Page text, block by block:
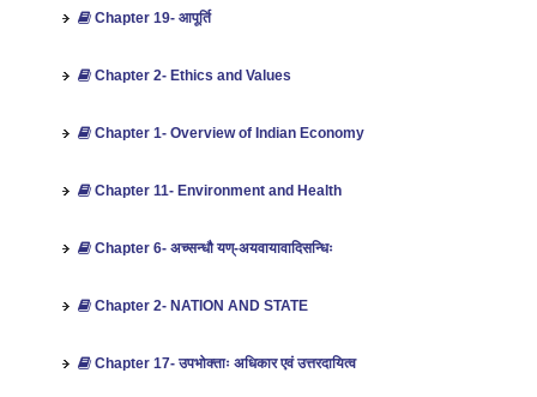
Chapter 19- आपूर्ति
Chapter 2- Ethics and Values
Chapter 1- Overview of Indian Economy
Chapter 11- Environment and Health
Chapter 6- अच्सन्धौ यण्-अयवायावादिसन्धिः
Chapter 2- NATION AND STATE
Chapter 17- उपभोक्ताः अधिकार एवं उत्तरदायित्व